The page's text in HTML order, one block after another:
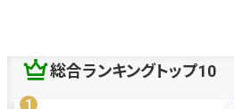
総合ランキングトップ10